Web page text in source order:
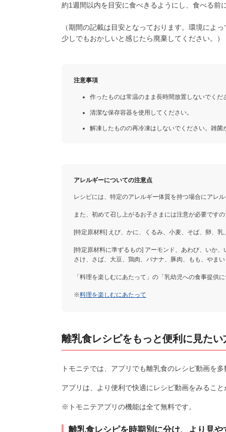
約1週間以内を目安に食べきるようにし、食べる前
（期間の記載は目安となっております。環境によ
少しでもおかしいと感じたら廃棄してください。）
注意事項
作ったものは常温のまま長時間放置しないでく
清潔な保存容器を使用してください。
解凍したものの再冷凍はしないでください。雑菌
アレルギーについての注意点
レシピには、特定のアレルギー体質を持つ場合にアレ
また、初めて召し上がるお子さまには注意が必要です
[特定原材料] えび、かに、くるみ、小麦、そば、卵、乳
[特定原材料に準ずるもの] アーモンド、あわび、いか
さけ、さば、大豆、鶏肉、バナナ、豚肉、もも、やま
「料理を楽しむにあたって」の「乳幼児への食事提供
※料理を楽しむにあたって
離乳食レシピをもっと便利に見たい
トモニテでは、アプリでも離乳食のレシピ動画を
アプリは、より便利で快適にレシピ動画をみるこ
※トモニテアプリの機能は全て無料です。
離乳食レシピを時期別に分け、より見や